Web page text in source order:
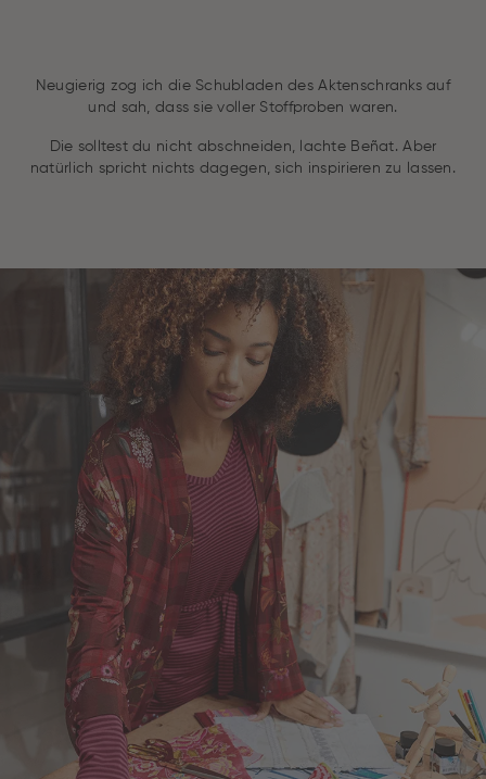
Neugierig zog ich die Schubladen des Aktenschranks auf
und sah, dass sie voller Stoffproben waren.
Die solltest du nicht abschneiden, lachte Beñat. Aber
natürlich spricht nichts dagegen, sich inspirieren zu lassen.